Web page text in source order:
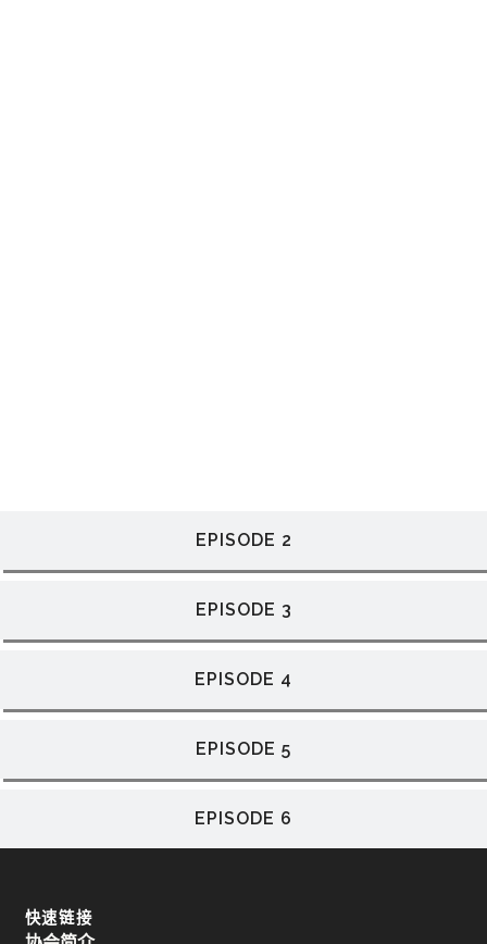
EPISODE 2
EPISODE 3
EPISODE 4
EPISODE 5
EPISODE 6
快速链接